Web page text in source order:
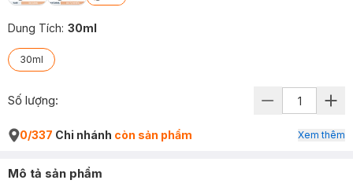
Dung Tích: 30ml
30ml
Số lượng:
0/337 Chi nhánh còn sản phẩm Xem thêm
Mô tả sản phẩm